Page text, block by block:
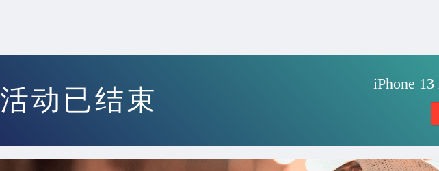
活动已结束
iPhone